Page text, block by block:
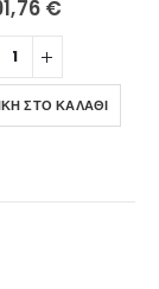
€
ΣΤΟ ΚΑΛΆΘΙ